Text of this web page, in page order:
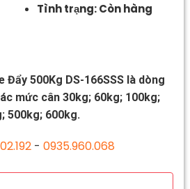
Tình trạng: Còn hàng
Đẩy 500Kg DS-166SSS là dòng
mức cân 30kg; 60kg; 100kg;
500kg; 600kg.
- 0935.960.068